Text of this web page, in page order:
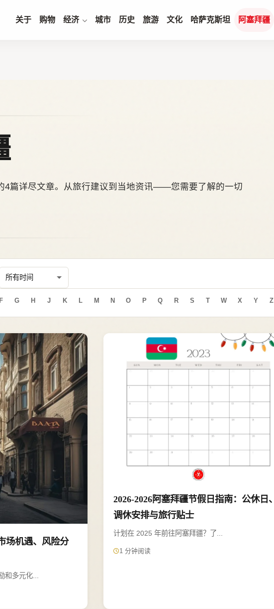
关于 购物 经济 城市 历史 旅游 文化 哈萨克斯坦 阿塞拜疆
4篇详尽文章。从旅行建议到当地资讯——您需要了解的一切
F G H J K L M N O P Q R S T W X Y Z
场机遇、风险分
和多元化...
2026-2026阿塞拜疆节假日指南：公休日、
调休安排与旅行贴士
计划在 2025 年前往阿塞拜疆？了...
1 分钟阅读